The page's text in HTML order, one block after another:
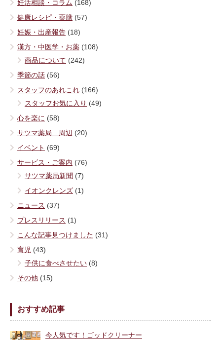
妊活相談・コラム (168)
健康レシピ・薬膳 (57)
妊娠・出産報告 (18)
漢方・中医学・お薬 (108)
商品について (242)
季節の話 (56)
スタッフのあれこれ (166)
スタッフお気に入り (49)
心を楽に (58)
サツマ薬局 周辺 (20)
イベント (69)
サービス・ご案内 (76)
サツマ薬局新聞 (7)
イオンクレンズ (1)
ニュース (37)
プレスリリース (1)
こんな記事見つけました (31)
育児 (43)
子供に食べさせたい (8)
その他 (15)
おすすめ記事
今人気です！ゴッドクリーナー